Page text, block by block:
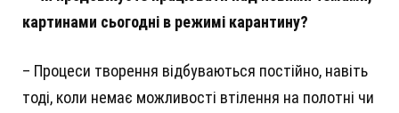
картинами сьогодні в режимі карантину?
– Процеси творення відбуваються постійно, навіть
тоді, коли немає можливості втілення на полотні чи